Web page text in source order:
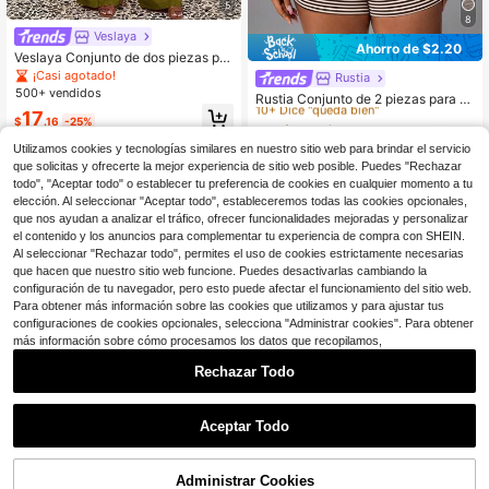
5
Veslaya
Veslaya Conjunto de dos piezas par
a mujer talla grande primavera/vera
no 2026, top sin mangas con cuello
talones largos de pierna ancha, bási
e romántico clásico, para playa, ce
na, aniversario, graduación, crucer
o, viaje, oficina y múltiples ocasion
es
¡Casi agotado!
500+ vendidos
$17.16 -25%
11
Breezaya CURVE
8
Ahorro de $2.20
Rustia
Rustia Conjunto de 2 piezas para m
ujer talla grande, camiseta de mang
a corta asimétrica con cuello asimé
trico + shorts a rayas, elegante y lin
do, casual para vacaciones y hogar,
primavera-verano
#1 Más vendidos
10+ Dice "queda bien"
#1 Más vendidos
#1 Más vendidos
#1 Más vendidos
en Bermudas Co-Ords de Talla Grande
10+ Dice "queda bien"
$17.29 -11% con cupón
Utilizamos cookies y tecnologías similares en nuestro sitio web para brindar el servicio
que solicitas y ofrecerte la mejor experiencia de sitio web posible. Puedes "Rechazar
todo", "Aceptar todo" o establecer tu preferencia de cookies en cualquier momento a tu
elección. Al seleccionar "Aceptar todo", estableceremos todas las cookies opcionales,
que nos ayudan a analizar el tráfico, ofrecer funcionalidades mejoradas y personalizar
el contenido y los anuncios para complementar tu experiencia de compra con SHEIN.
Al seleccionar "Rechazar todo", permites el uso de cookies estrictamente necesarias
que hacen que nuestro sitio web funcione. Puedes desactivarlas cambiando la
configuración de tu navegador, pero esto puede afectar el funcionamiento del sitio web.
Para obtener más información sobre las cookies que utilizamos y para ajustar tus
configuraciones de cookies opcionales, selecciona "Administrar cookies". Para obtener
más información sobre cómo procesamos los datos que recopilamos,
Rechazar Todo
Aceptar Todo
Administrar Cookies